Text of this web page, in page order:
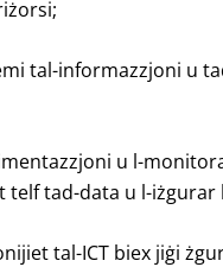
tal-informazzjoni u
u l-
telf tad-data u l-
tal-ICT biex jiġi